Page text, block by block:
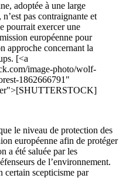
adoptée à une large
pas contraignante et
pourrait exercer une
européenne pour
approche concernant la
[<a
image-photo/wolf-
1862666791"
le niveau de protection des
européenne afin de protéger
a été saluée par les
de l’environnement.
certain scepticisme par